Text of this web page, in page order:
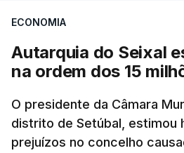
Autarquia
ECONOMIA
Autarquia do Seixal
na ordem dos 15
O presidente da Câmara
distrito de Setúbal, estimou
prejuízos no concelho